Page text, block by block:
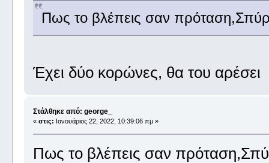
Πως το βλέπεις σαν
Έχει δύο κορώνες, θα του αρέσει
Στάλθηκε από: george_
« στις: Ιανουάριος 22, 2022, 10:39:06 πμ »
Πως το βλέπεις σαν